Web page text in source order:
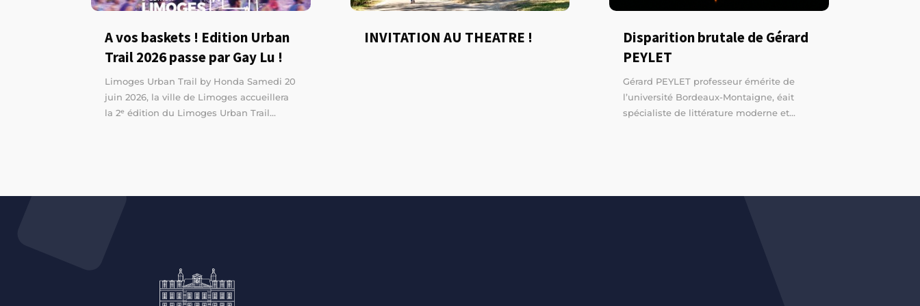
A vos baskets ! Edition Urban
Trail 2026 passe par Gay Lu !
Limoges Urban Trail by Honda Samedi 20
juin 2026, la ville de Limoges accueillera
la 2ᵉ édition du Limoges Urban Trail...
INVITATION AU THEATRE !
Disparition brutale de Gérard
PEYLET
Gérard PEYLET professeur émérite de
l’université Bordeaux-Montaigne, éait
spécialiste de littérature moderne et...